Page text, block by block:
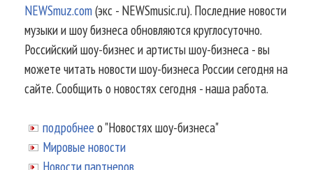
NEWSmuz.com(экс - NEWSmusic.ru). Последние новости
музыки и шоу бизнеса обновляются круглосуточно.
Российский шоу-бизнес и артисты шоу-бизнеса - вы
можете читать новости шоу-бизнеса России сегодня на
сайте. Сообщить о новостях сегодня - наша работа.
подробнее о "Новостях шоу-бизнеса"
Мировые новости
Новости партнеров